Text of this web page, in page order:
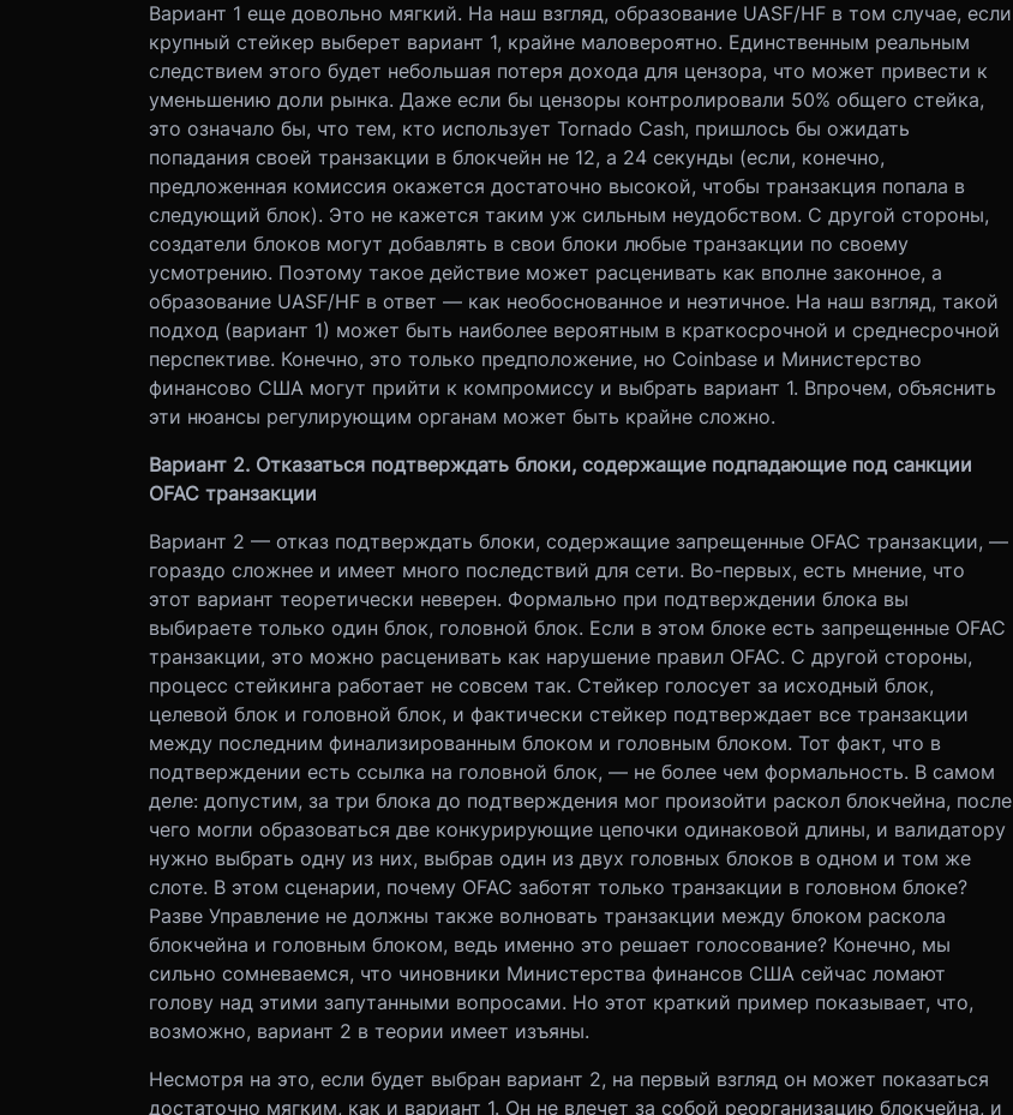
Вариант 1 еще довольно мягкий. На наш взгляд, образование UASF/HF в том случае, если
крупный стейкер выберет вариант 1, крайне маловероятно. Единственным реальным
следствием этого будет небольшая потеря дохода для цензора, что может привести к
уменьшению доли рынка. Даже если бы цензоры контролировали 50% общего стейка,
это означало бы, что тем, кто использует Tornado Cash, пришлось бы ожидать
попадания своей транзакции в блокчейн не 12, а 24 секунды (если, конечно,
предложенная комиссия окажется достаточно высокой, чтобы транзакция попала в
следующий блок). Это не кажется таким уж сильным неудобством. С другой стороны,
создатели блоков могут добавлять в свои блоки любые транзакции по своему
усмотрению. Поэтому такое действие может расценивать как вполне законное, а
образование UASF/HF в ответ — как необоснованное и неэтичное. На наш взгляд, такой
подход (вариант 1) может быть наиболее вероятным в краткосрочной и среднесрочной
перспективе. Конечно, это только предположение, но Coinbase и Министерство
финансово США могут прийти к компромиссу и выбрать вариант 1. Впрочем, объяснить
эти нюансы регулирующим органам может быть крайне сложно.
Вариант 2. Отказаться подтверждать блоки, содержащие подпадающие под санкции
OFAC транзакции
Вариант 2 — отказ подтверждать блоки, содержащие запрещенные OFAC транзакции, —
гораздо сложнее и имеет много последствий для сети. Во-первых, есть мнение, что
этот вариант теоретически неверен. Формально при подтверждении блока вы
выбираете только один блок, головной блок. Если в этом блоке есть запрещенные OFAC
транзакции, это можно расценивать как нарушение правил OFAC. С другой стороны,
процесс стейкинга работает не совсем так. Стейкер голосует за исходный блок,
целевой блок и головной блок, и фактически стейкер подтверждает все транзакции
между последним финализированным блоком и головным блоком. Тот факт, что в
подтверждении есть ссылка на головной блок, — не более чем формальность. В самом
деле: допустим, за три блока до подтверждения мог произойти раскол блокчейна, после
чего могли образоваться две конкурирующие цепочки одинаковой длины, и валидатору
нужно выбрать одну из них, выбрав один из двух головных блоков в одном и том же
слоте. В этом сценарии, почему OFAC заботят только транзакции в головном блоке?
Разве Управление не должны также волновать транзакции между блоком раскола
блокчейна и головным блоком, ведь именно это решает голосование? Конечно, мы
сильно сомневаемся, что чиновники Министерства финансов США сейчас ломают
голову над этими запутанными вопросами. Но этот краткий пример показывает, что,
возможно, вариант 2 в теории имеет изъяны.
Несмотря на это, если будет выбран вариант 2, на первый взгляд он может показаться
достаточно мягким, как и вариант 1. Он не влечет за собой реорганизацию блокчейна, и